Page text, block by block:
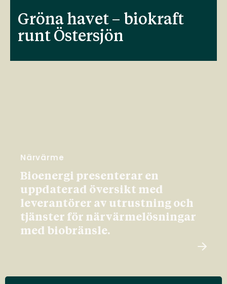
Gröna havet – biokraft
runt Östersjön
Närvärme
Bioenergi presenterar en
uppdaterad översikt med
leverantörer av utrustning och
tjänster för närvärmelösningar
med biobränsle.